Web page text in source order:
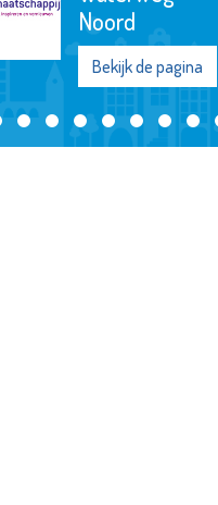
Noord
Bekijk de pagina